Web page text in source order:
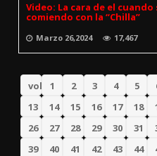
Video: La cara de el
comiendo con la “Chilla”
Marzo 26,2024 17,467
volver
1 2 3 4 5
13
14 15 16 17 18
26
27 28 29 30 31
39
40 41 42 43 44